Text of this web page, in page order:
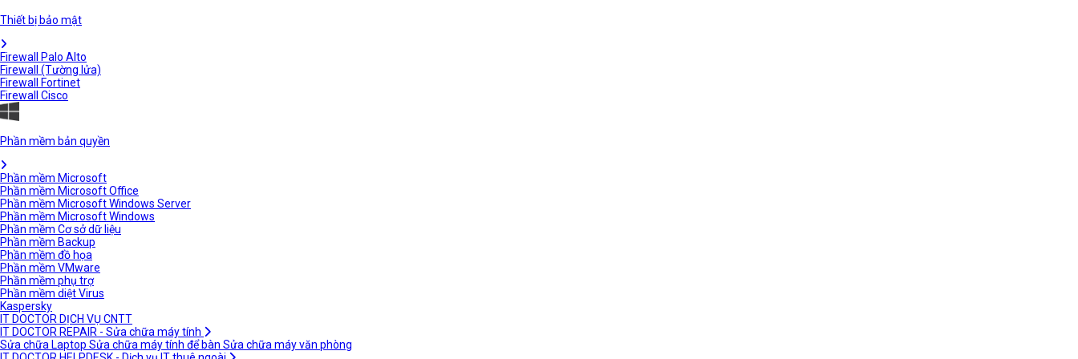
Thiết bị bảo mật
Firewall Palo Alto
Firewall (Tường lửa)
Firewall Fortinet
Firewall Cisco
Phần mềm bản quyền
Phần mềm Microsoft
Phần mềm Microsoft Office
Phần mềm Microsoft Windows Server
Phần mềm Microsoft Windows
Phần mềm Cơ sở dữ liệu
Phần mềm Backup
Phần mềm đồ họa
Phần mềm VMware
Phần mềm phụ trợ
Phần mềm diệt Virus
Kaspersky
IT DOCTOR DỊCH VỤ CNTT
IT DOCTOR REPAIR - Sửa chữa máy tính
Sửa chữa Laptop Sửa chữa máy tính để bàn Sửa chữa máy văn phòng